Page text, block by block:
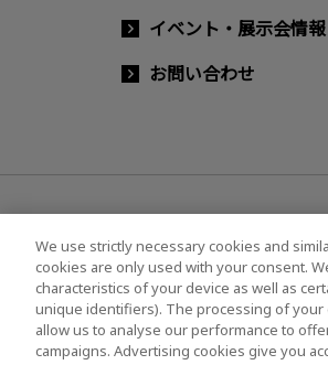
イベント・展示会情報
お問い合わせ
ソーシャルメディア公式アカ
We use strictly necessary cookies and
cookies are only used with your consent.
characteristics of your device as well as
unique identifiers). The processing of
allow us to analyse our performance to
campaigns. Advertising cookies give you